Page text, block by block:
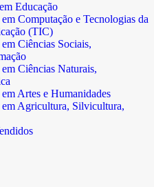
Educação
Computação e Tecnologias da
(TIC)
Ciências Sociais,
Ciências Naturais,
Artes e Humanidades
Agricultura, Silvicultura,